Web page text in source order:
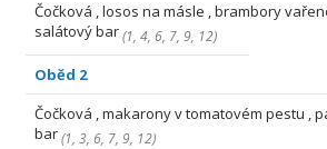
Čočková , losos na másle , brambory
salátový bar(1, 4, 6, 7, 9, 12)
Oběd 2
Čočková , makarony v tomatovém pestu ,
bar(1, 3, 6, 7, 9, 12)